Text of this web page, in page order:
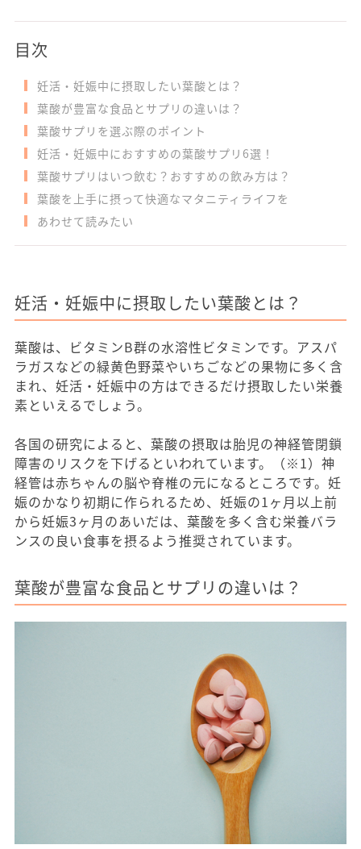
目次
妊活・妊娠中に摂取したい葉酸とは？
葉酸が豊富な食品とサプリの違いは？
葉酸サプリを選ぶ際のポイント
妊活・妊娠中におすすめの葉酸サプリ6選！
葉酸サプリはいつ飲む？おすすめの飲み方は？
葉酸を上手に摂って快適なマタニティライフを
あわせて読みたい
妊活・妊娠中に摂取したい葉酸とは？
葉酸は、ビタミンB群の水溶性ビタミンです。アスパ
ラガスなどの緑黄色野菜やいちごなどの果物に多く含
まれ、妊活・妊娠中の方はできるだけ摂取したい栄養
素といえるでしょう。
各国の研究によると、葉酸の摂取は胎児の神経管閉鎖
障害のリスクを下げるといわれています。（※1）神
経管は赤ちゃんの脳や脊椎の元になるところです。妊
娠のかなり初期に作られるため、妊娠の1ヶ月以上前
から妊娠3ヶ月のあいだは、葉酸を多く含む栄養バラ
ンスの良い食事を摂るよう推奨されています。
葉酸が豊富な食品とサプリの違いは？